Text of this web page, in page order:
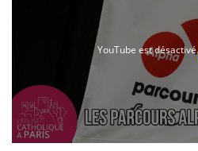
YouTube est